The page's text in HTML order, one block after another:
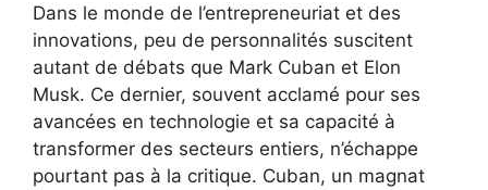
Dans le monde de l’entrepreneuriat et des
innovations, peu de personnalités suscitent
autant de débats que Mark Cuban et Elon
Musk. Ce dernier, souvent acclamé pour ses
avancées en technologie et sa capacité à
transformer des secteurs entiers, n’échappe
pourtant pas à la critique. Cuban, un magnat